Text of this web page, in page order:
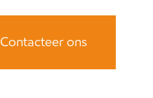
Contacteer ons